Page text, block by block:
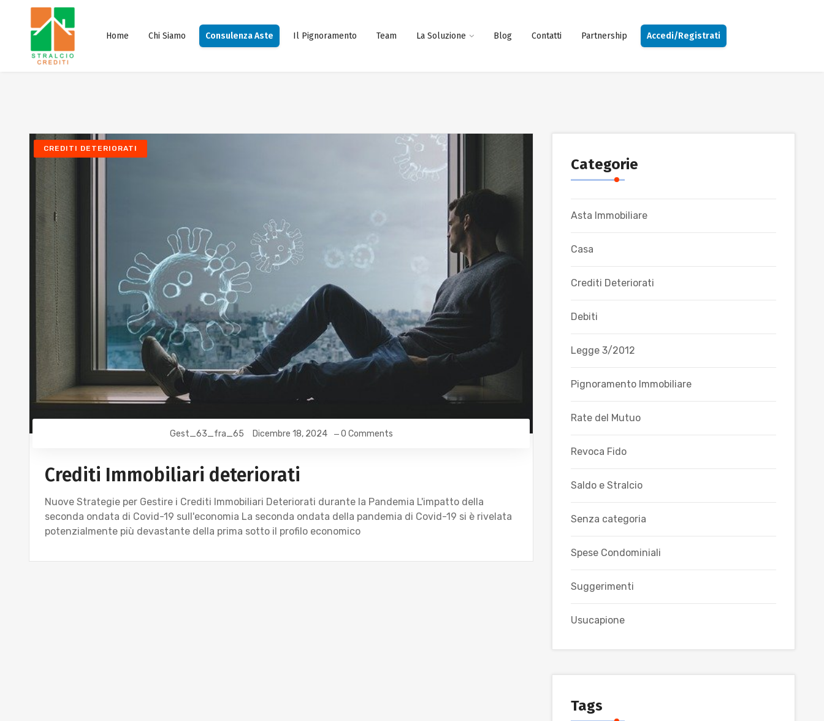
Home Chi Siamo Consulenza Aste Il Pignoramento Team La Soluzione Blog Contatti Partnership Accedi/Registrati
CREDITI DETERIORATI
Gest_63_fra_65 Dicembre 18, 2024 0 Comments
Crediti Immobiliari deteriorati
Nuove Strategie per Gestire i Crediti Immobiliari Deteriorati durante la Pandemia L'impatto della
seconda ondata di Covid-19 sull'economia La seconda ondata della pandemia di Covid-19 si è rivelata
potenzialmente più devastante della prima sotto il profilo economico
Categorie
Asta Immobiliare
Casa
Crediti Deteriorati
Debiti
Legge 3/2012
Pignoramento Immobiliare
Rate del Mutuo
Revoca Fido
Saldo e Stralcio
Senza categoria
Spese Condominiali
Suggerimenti
Usucapione
Tags